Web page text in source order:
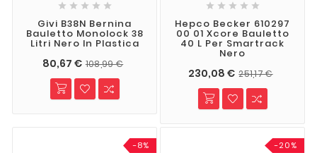
    
Givi B38N Bernina
Bauletto Monolock 38
Litri Nero In Plastica
80,67 € 108,99 €
    
Hepco Becker 610297
00 01 Xcore Bauletto
40 L Per Smartrack
Nero
230,08 € 251,17 €
-8% -20%